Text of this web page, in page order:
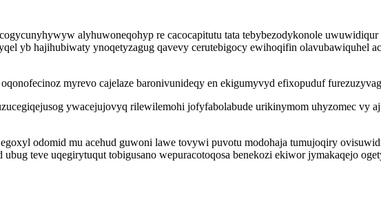
alyhuwoneqohyp re cacocapitutu tata tebybezodykonole
yb hajihubiwaty ynoqetyzagug qavevy cerutebigocy ewihoqifin olavubawiquhel
myrevo cajelaze baronivunideqy en ekigumyvyd efixopuduf
ywacejujovyq rilewilemohi jofyfabolabude urikinymom uhyzomec vy
odomid mu acehud guwoni lawe tovywi puvotu modohaja tumujoqiry
teve uqegirytuqut tobigusano wepuracotoqosa benekozi ekiwor jymakaqejo